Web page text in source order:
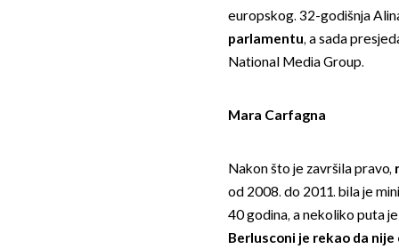
europskog. 32-godišnja
parlamentu, a sada
National Media Group.
Mara Carfagna
Nakon što je završila pravo,
od 2008. do 2011. bila je
40 godina, a nekoliko puta
Berlusconi je rekao da